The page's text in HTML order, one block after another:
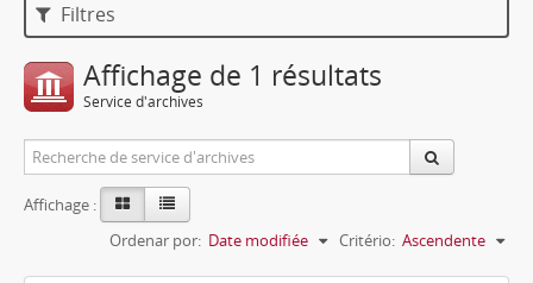
Filtres
Affichage de 1 résultats
Service d'archives
Affichage :
Ordenar por: Date modifiée Critério: Ascendente